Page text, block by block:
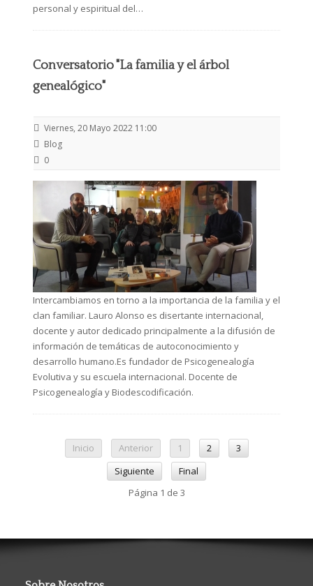
personal y espiritual del…
Conversatorio "La familia y el árbol
genealógico"
Viernes, 20 Mayo 2022 11:00
Blog
0
Intercambiamos en torno a la importancia de la familia y el
clan familiar. Lauro Alonso es disertante internacional,
docente y autor dedicado principalmente a la difusión de
información de temáticas de autoconocimiento y
desarrollo humano.Es fundador de Psicogenealogía
Evolutiva y su escuela internacional. Docente de
Psicogenealogía y Biodescodificación.
Inicio Anterior 1 2
3
Siguiente
Final
Página 1 de 3